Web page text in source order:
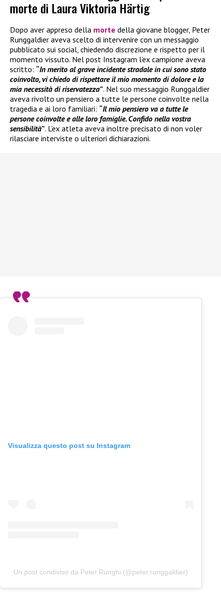
morte di Laura Viktoria Härtig
Dopo aver appreso della morte della giovane blogger, Peter
Runggaldier aveva scelto di intervenire con un messaggio
pubblicato sui social, chiedendo discrezione e rispetto per il
momento vissuto. Nel post Instagram l’ex campione aveva
scritto: “In merito al grave incidente stradale in cui sono stato
coinvolto, vi chiedo di rispettare il mio momento di dolore e la
mia necessità di riservatezza”. Nel suo messaggio Runggaldier
aveva rivolto un pensiero a tutte le persone coinvolte nella
tragedia e ai loro familiari: “Il mio pensiero va a tutte le
persone coinvolte e alle loro famiglie. Confido nella vostra
sensibilità”. L’ex atleta aveva inoltre precisato di non voler
rilasciare interviste o ulteriori dichiarazioni.
Visualizza questo post su Instagram
Un post condiviso da Peter.Runghi (@peter.runggaldier)